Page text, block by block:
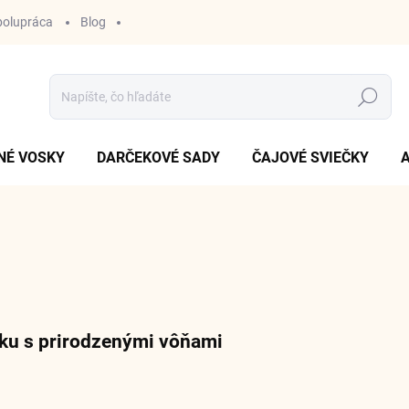
Blog
Hľadať
VOSKY DARČEKOVÉ SADY ČAJOVÉ SVIEČKY
s prirodzenými vôňami